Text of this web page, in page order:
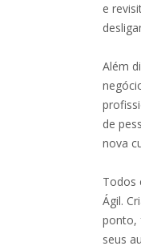
e
Além
de
nova
Todos
Ágil.
ponto,
seus